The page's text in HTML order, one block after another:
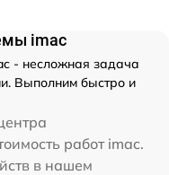
imac
- несложная задача
Выполним быстро и
работ imac.
в нашем